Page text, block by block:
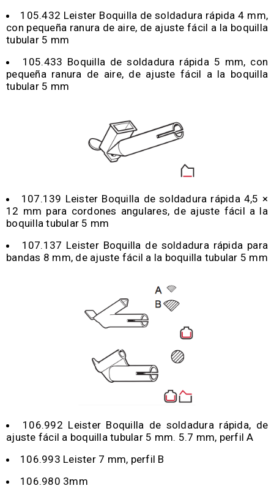
105.432 Leister Boquilla de soldadura rápida 4 mm,
con pequeña ranura de aire, de ajuste fácil a la boquilla
tubular 5 mm
105.433 Boquilla de soldadura rápida 5 mm, con
pequeña ranura de aire, de ajuste fácil a la boquilla
tubular 5 mm
107.139 Leister Boquilla de soldadura rápida 4,5 ×
12 mm para cordones angulares, de ajuste fácil a la
boquilla tubular 5 mm
107.137 Leister Boquilla de soldadura rápida para
bandas 8 mm, de ajuste fácil a la boquilla tubular 5 mm
106.992 Leister Boquilla de soldadura rápida, de
ajuste fácil a boquilla tubular 5 mm. 5.7 mm, perfil A
106.993 Leister 7 mm, perfil B
106.980 3mm